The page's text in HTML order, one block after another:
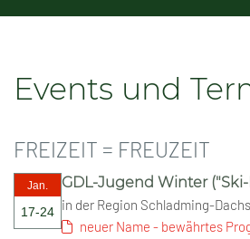
Events und
FREIZEIT = FREUZEIT
Jan.
17-24
GDL-Jugend Winter
in der Region Schladming-
neuer Name - bewährtes